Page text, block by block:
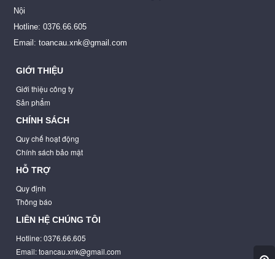
Nội
Hotline: 0376.66.605
Email: toancau.xnk@gmail.com
GIỚI THIỆU
Giới thiệu công ty
Sản phẩm
CHÍNH SÁCH
Quy chế hoạt động
Chính sách bảo mật
HỖ TRỢ
Quy định
Thông báo
LIÊN HỆ CHÚNG TÔI
Hotline: 0376.66.605
Email: toancau.xnk@gmail.com